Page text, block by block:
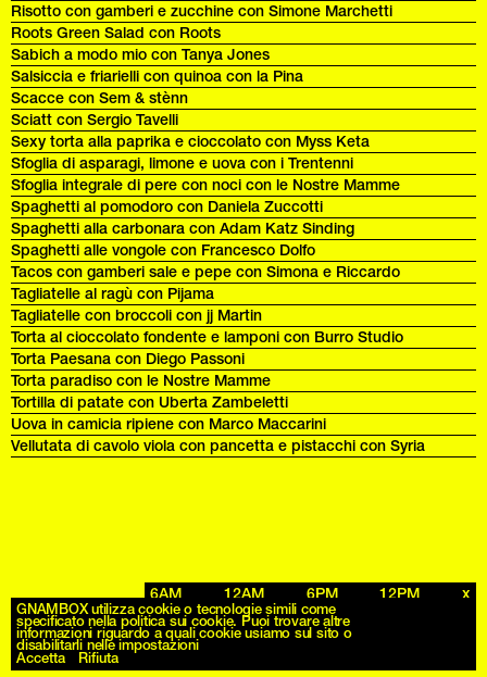
Risotto con gamberi e zucchine con Simone Marchetti
Roots Green Salad con Roots
Sabich a modo mio con Tanya Jones
Salsiccia e friarielli con quinoa con la Pina
Scacce con Sem & stènn
Sciatt con Sergio Tavelli
Sexy torta alla paprika e cioccolato con Myss Keta
Sfoglia di asparagi, limone e uova con i Trentenni
Sfoglia integrale di pere con noci con le Nostre Mamme
Spaghetti al pomodoro con Daniela Zuccotti
Spaghetti alla carbonara con Adam Katz Sinding
Spaghetti alle vongole con Francesco Dolfo
Tacos con gamberi sale e pepe con Simona e Riccardo
Tagliatelle al ragù con Pijama
Tagliatelle con broccoli con jj Martin
Torta al cioccolato fondente e lamponi con Burro Studio
Torta Paesana con Diego Passoni
Torta paradiso con le Nostre Mamme
Tortilla di patate con Uberta Zambeletti
Uova in camicia ripiene con Marco Maccarini
Vellutata di cavolo viola con pancetta e pistacchi con Syria
Archives
6AM 12AM 6PM 12PM x
GNAMBOX utilizza cookie o tecnologie simili come
specificato nella politica sui cookie. Puoi trovare altre
informazioni riguardo a quali cookie usiamo sul sito o
disabilitarli nelle impostazioni
Accetta Rifiuta